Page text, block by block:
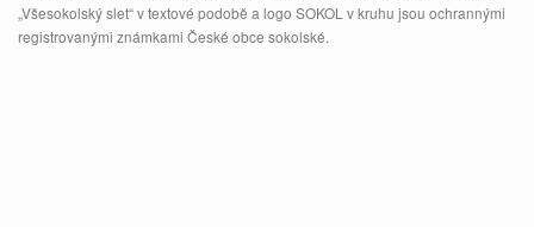
„Všesokolský slet“ v textové podobě a logo SOKOL v kruhu jsou ochrannými
registrovanými známkami České obce sokolské.